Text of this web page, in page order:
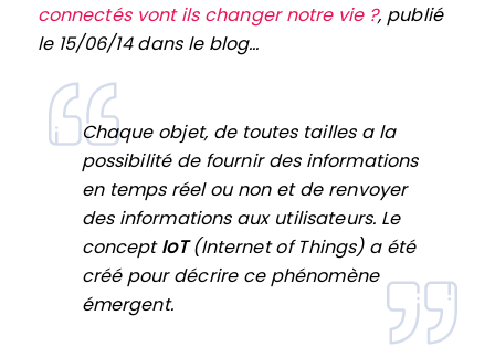
connectés vont ils changer notre vie ?, publié
le 15/06/14 dans le blog…
Chaque objet, de toutes tailles a la
possibilité de fournir des informations
en temps réel ou non et de renvoyer
des informations aux utilisateurs. Le
conceptIoT(Internet of Things) a été
créé pour décrire ce phénomène
émergent.